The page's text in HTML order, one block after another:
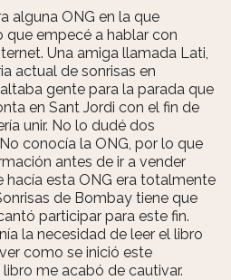
alguna ONG en la que
que empecé a hablar con
Una amiga llamada Lati,
actual de sonrisas en
gente para la parada que
en Sant Jordi con el fin de
unir. No lo dudé dos
conocía la ONG, por lo que
antes de ir a vender
hacía esta ONG era totalmente
de Bombay tiene que
participar para este fin.
la necesidad de leer el libro
como se inició este
me acabó de cautivar.